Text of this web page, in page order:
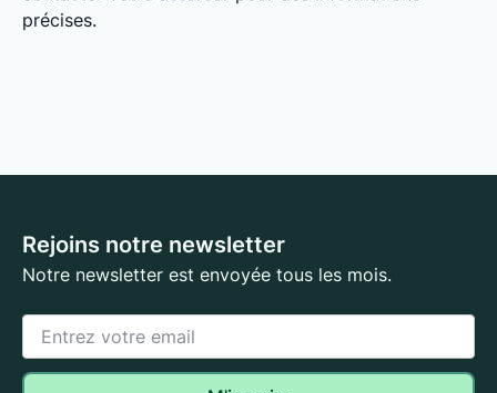
précises.
Rejoins notre newsletter
Notre newsletter est envoyée tous les mois.